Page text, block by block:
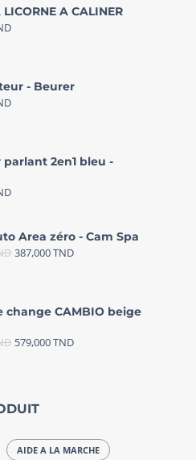
A CALINER
- Beurer
2en1 bleu -
Area zéro - Cam Spa
387,000TND
change CAMBIO beige
579,000TND
AIDE A LA MARCHE